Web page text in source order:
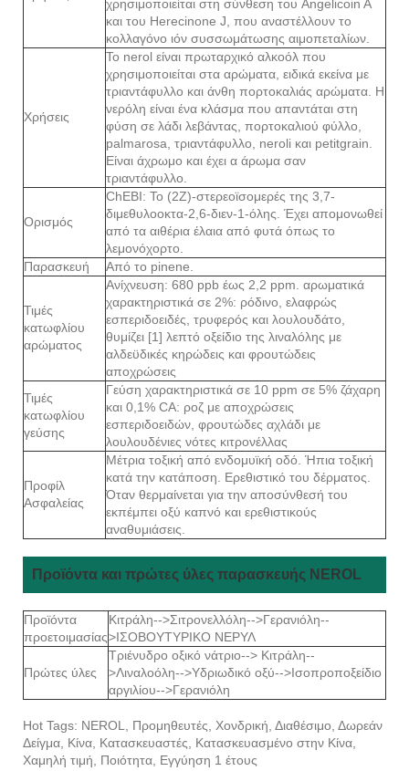
χρησιμοποιείται στη σύνθεση του Angelicoin A
και του Herecinone J, που αναστέλλουν το
κολλαγόνο ιόν συσσωμάτωσης αιμοπεταλίων.
Χρήσεις
Το nerol είναι πρωταρχικό αλκοόλ που
χρησιμοποιείται στα αρώματα, ειδικά εκείνα με
τριαντάφυλλο και άνθη πορτοκαλιάς αρώματα. Η
νερόλη είναι ένα κλάσμα που απαντάται στη
φύση σε λάδι λεβάντας, πορτοκαλιού φύλλο,
palmarosa, τριαντάφυλλο, neroli και petitgrain.
Είναι άχρωμο και έχει α άρωμα σαν
τριαντάφυλλο.
Ορισμός
ChEBI: Το (2Ζ)-στερεοϊσομερές της 3,7-
διμεθυλοοκτα-2,6-διεν-1-όλης. Έχει απομονωθεί
από τα αιθέρια έλαια από φυτά όπως το
λεμονόχορτο.
Παρασκευή
Από το pinene.
Τιμές
κατωφλίου
αρώματος
Ανίχνευση: 680 ppb έως 2,2 ppm. αρωματικά
χαρακτηριστικά σε 2%: ρόδινο, ελαφρώς
εσπεριδοειδές, τρυφερός και λουλουδάτο,
θυμίζει [1] λεπτό οξείδιο της λιναλόλης με
αλδεϋδικές κηρώδεις και φρουτώδεις
αποχρώσεις
Τιμές
κατωφλίου
γεύσης
Γεύση χαρακτηριστικά σε 10 ppm σε 5% ζάχαρη
και 0,1% CA: ροζ με αποχρώσεις
εσπεριδοειδών, φρουτώδες αχλάδι με
λουλουδένιες νότες κιτρονέλλας
Προφίλ
Ασφαλείας
Μέτρια τοξική από ενδομυϊκή οδό. Ήπια τοξική
κατά την κατάποση. Ερεθιστικό του δέρματος.
Όταν θερμαίνεται για την αποσύνθεσή του
εκπέμπει οξύ καπνό και ερεθιστικούς
αναθυμιάσεις.
Προϊόντα και πρώτες ύλες παρασκευής NEROL
Προϊόντα
προετοιμασίας
Κιτράλη-->Σιτρονελλόλη-->Γερανιόλη--
>ΙΣΟΒΟΥΤΥΡΙΚΟ ΝΕΡΥΛ
Πρώτες ύλες
Τριένυδρο οξικό νάτριο--> Κιτράλη--
>Λιναλοόλη-->Υδριωδικό οξύ-->Ισοπροποξείδιο
αργιλίου-->Γερανιόλη
Hot Tags: NEROL, Προμηθευτές, Χονδρική, Διαθέσιμο, Δωρεάν
Δείγμα, Κίνα, Κατασκευαστές, Κατασκευασμένο στην Κίνα,
Χαμηλή τιμή, Ποιότητα, Εγγύηση 1 έτους